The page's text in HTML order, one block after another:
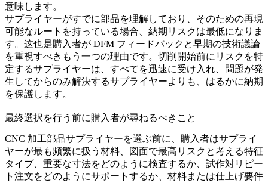
意味します。
サプライヤーがすでに部品を理解しており、そのための再現
可能なルートを持っている場合、納期リスクは最低になりま
す。这也是購入者が DFM フィードバックと早期の技術議論
を重視すべきもう一つの理由です。切削開始前にリスクを特
定するサプライヤーは、すべてを迅速に受け入れ、問題が発
生してからのみ解決するサプライヤーよりも、はるかに納期
を保護します。
最終選択を行う前に購入者が尋ねるべきこと
CNC 加工部品サプライヤーを選ぶ前に、購入者はサプライ
ヤーが最も頻繁に扱う材料、図面で最高リスクと考える特征
タイプ、重要な寸法をどのように検査するか、試作対リピー
ト注文をどのようにサポートするか、材料または仕上げ要件